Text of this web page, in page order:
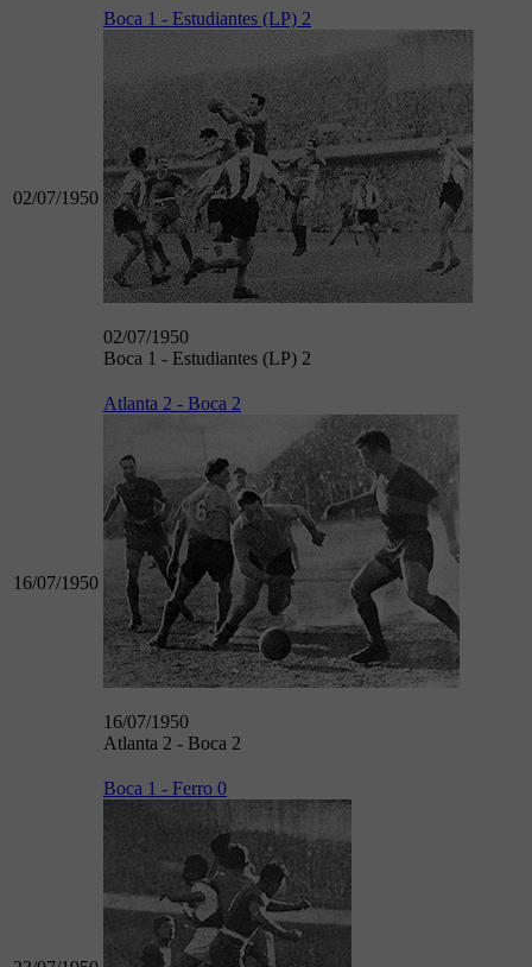
02/07/1950
Boca 1 - Estudiantes (LP) 2
02/07/1950
Boca 1 - Estudiantes (LP) 2
16/07/1950
Atlanta 2 - Boca 2
16/07/1950
Atlanta 2 - Boca 2
Boca 1 - Ferro 0